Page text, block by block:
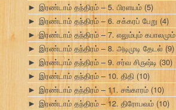
► இரண்டாம் தந்திரம் – 5. பிரளயம் (5)
► இரண்டாம் தந்திரம் – 6. சக்கரப் பேறு (4)
► இரண்டாம் தந்திரம் – 7. எலும்பும் கபாலமும்
► இரண்டாம் தந்திரம் – 8. அடிமுடி தேடல் (9)
► இரண்டாம் தந்திரம் – 9. சர்வ சிருஷ்டி (30)
► இரண்டாம் தந்திரம் – 10. திதி (10)
► இரண்டாம் தந்திரம் – 11. சங்காரம் (10)
► இரண்டாம் தந்திரம் – 12. திரோபவம் (10)